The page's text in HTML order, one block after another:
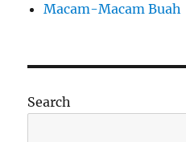
Macam-Macam Buah
Search